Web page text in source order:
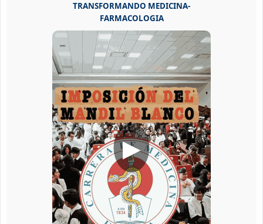
TRANSFORMANDO MEDICINA-
FARMACOLOGIA